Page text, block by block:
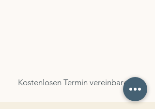
Kostenlosen Termin vereinbaren